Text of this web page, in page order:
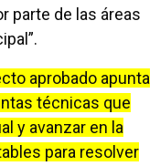
parte de las áreas
aprobado apunta
técnicas que
y avanzar en la
para resolver